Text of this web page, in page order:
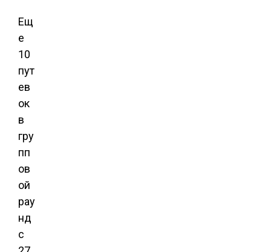
Ещ
е
10
пут
ев
ок
в
гру
пп
ов
ой
рау
нд
с